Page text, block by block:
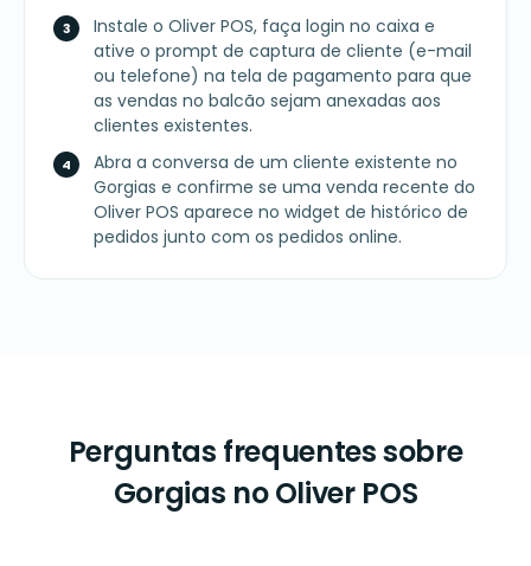
Instale o Oliver POS, faça login no caixa e
ative o prompt de captura de cliente (e-mail
ou telefone) na tela de pagamento para que
as vendas no balcão sejam anexadas aos
clientes existentes.
Abra a conversa de um cliente existente no
Gorgias e confirme se uma venda recente do
Oliver POS aparece no widget de histórico de
pedidos junto com os pedidos online.
Perguntas frequentes sobre
Gorgias no Oliver POS